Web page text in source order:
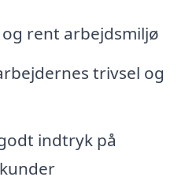
rent arbejdsmiljø
trivsel og
indtryk på